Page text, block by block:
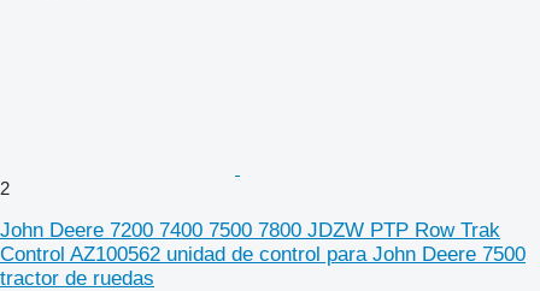
2
John Deere 7200 7400 7500 7800 JDZW PTP Row Trak
Control AZ100562 unidad de control para John Deere 7500
tractor de ruedas